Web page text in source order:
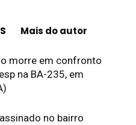
Mais do autor
morre em confronto
na BA-235, em
no bairro